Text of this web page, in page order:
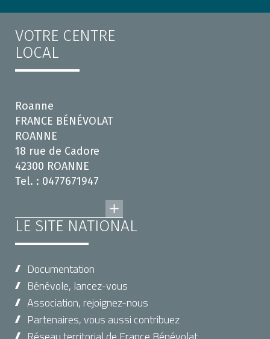
VOTRE CENTRE
LOCAL
Roanne
FRANCE BÉNÉVOLAT
ROANNE
18 rue de Cadore
42300 ROANNE
Tel. : 0477671947
LE SITE NATIONAL
Documentation
Bénévole, lancez-vous
Association, rejoignez-nous
Partenaires, vous aussi contribuez